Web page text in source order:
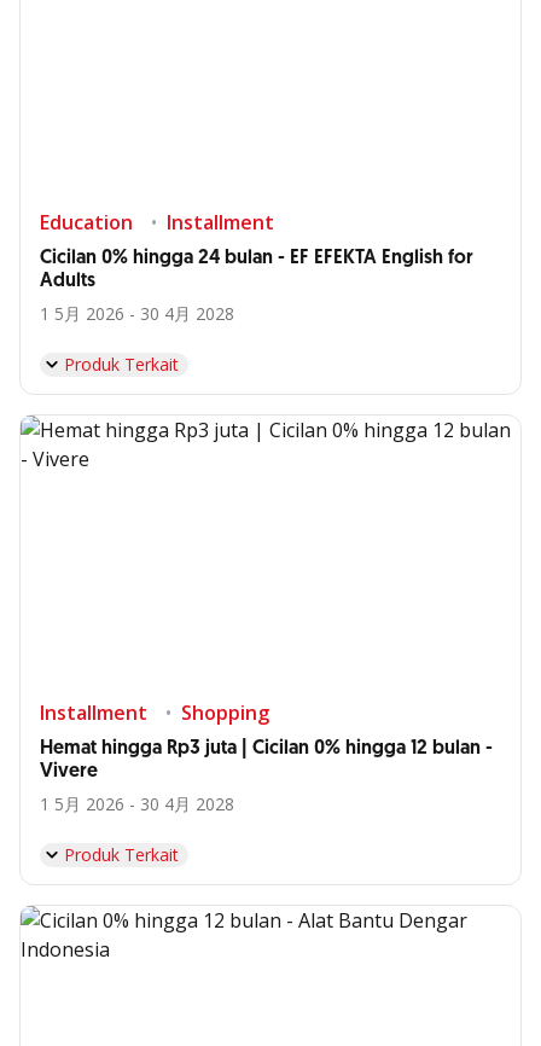
Education Installment
Cicilan 0% hingga 24 bulan - EF EFEKTA English for
Adults
1 5月 2026 - 30 4月 2028
Produk Terkait
Installment Shopping
Hemat hingga Rp3 juta | Cicilan 0% hingga 12 bulan -
Vivere
1 5月 2026 - 30 4月 2028
Produk Terkait